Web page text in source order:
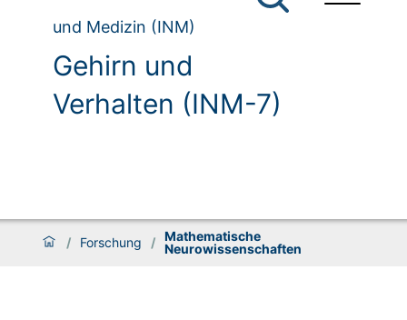
und Medizin (INM)
Gehirn und
Verhalten (INM-7)
/ Forschung / Mathematische
Neurowissenschaften